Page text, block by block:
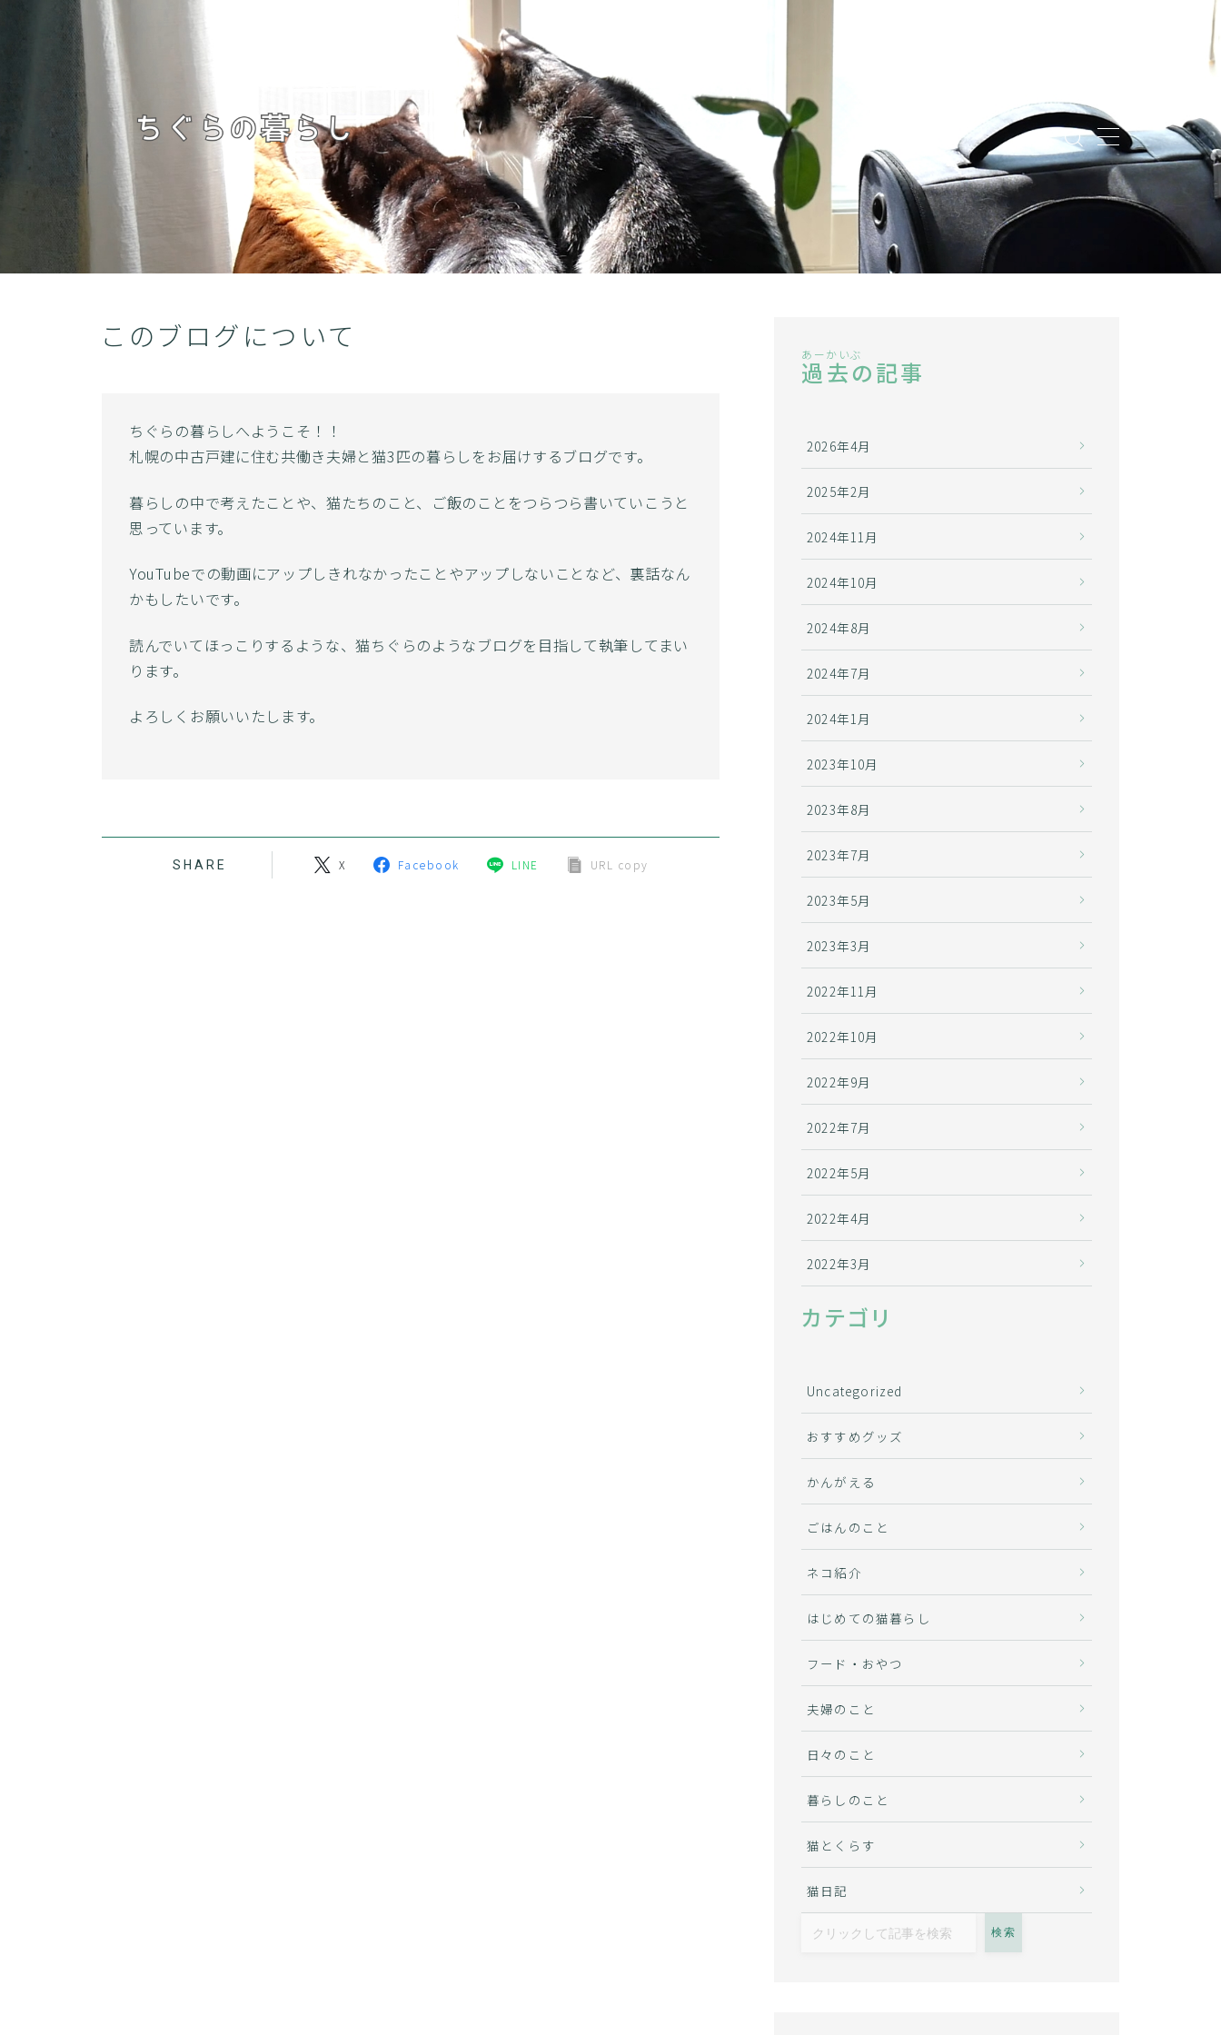
記事一覧
このブログについて
このブログについて
ちぐらの暮らしへようこそ！！
札幌の中古戸建に住む共働き夫婦と猫3匹の暮らしをお届けするブログです。
暮らしの中で考えたことや、猫たちのこと、ご飯のことをつらつら書いていこうと
思っています。
YouTubeでの動画にアップしきれなかったことやアップしないことなど、裏話なん
かもしたいです。
読んでいてほっこりするような、猫ちぐらのようなブログを目指して執筆してまい
ります。
よろしくお願いいたします。
SHARE X Facebook LINE URL copy
あーかいぶ
過去の記事
2026年4月
2025年2月
2024年11月
2024年10月
2024年8月
2024年7月
2024年1月
2023年10月
2023年8月
2023年7月
2023年5月
2023年3月
2022年11月
2022年10月
2022年9月
2022年7月
2022年5月
2022年4月
2022年3月
カテゴリ
Uncategorized
おすすめグッズ
かんがえる
ごはんのこと
ネコ紹介
はじめての猫暮らし
フード・おやつ
夫婦のこと
日々のこと
暮らしのこと
猫とくらす
猫日記
検索